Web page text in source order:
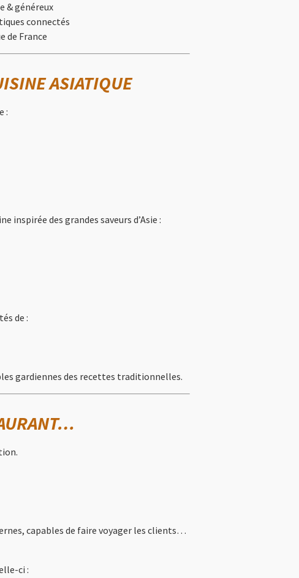
& généreux
connectés
de France
ASIATIQUE
:
inspirée des grandes saveurs d’Asie :
de :
gardiennes des recettes traditionnelles.
capables de faire voyager les clients…
ci :